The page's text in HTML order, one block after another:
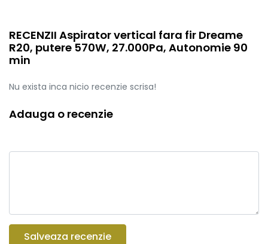
RECENZII Aspirator vertical fara fir Dreame
R20, putere 570W, 27.000Pa, Autonomie 90
min
Nu exista inca nicio recenzie scrisa!
Adauga o recenzie
Salveaza recenzie